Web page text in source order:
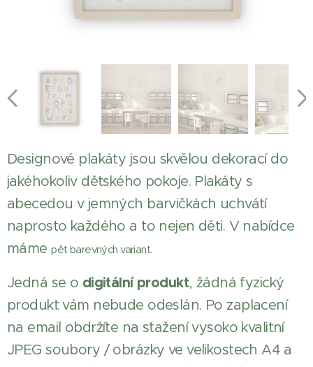
Designové plakáty jsou skvělou dekorací do
jakéhokoliv dětského pokoje. Plakáty s
abecedou v jemných barvičkách uchvátí
naprosto každého a to nejen děti. V nabídce
mámepět barevných variant.
Jedná se o digitální produkt, žádná fyzický
produkt vám nebude odeslán. Po zaplacení
na email obdržíte na stažení vysoko kvalitní
JPEG soubory / obrázky ve velikostech A4 a